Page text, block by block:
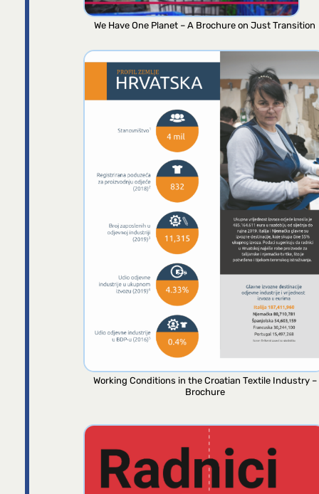
We Have One Planet – A Brochure on Just Transition
Working Conditions in the Croatian Textile Industry –
Brochure